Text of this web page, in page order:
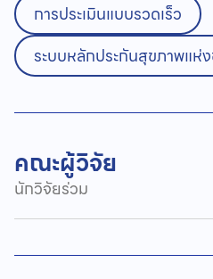
การประเมินแบบรวดเร็ว
ระบบหลักประกันสุขภาพแห่
คณะผู้วิจัย
นักวิจัยร่วม